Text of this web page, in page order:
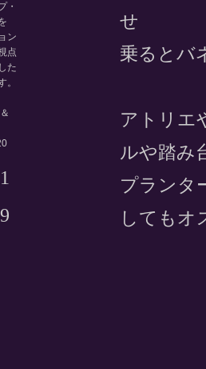
せ
乗るとバ
アトリエ
ルや踏み
プランタ
してもオ
・
ン
点
た
。